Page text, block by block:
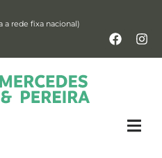
a rede fixa nacional)